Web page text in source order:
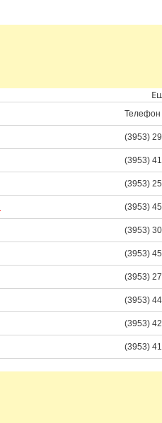
Телефон
(3953)
(3953)
(3953)
(3953)
(3953)
(3953)
(3953)
(3953)
(3953)
(3953)